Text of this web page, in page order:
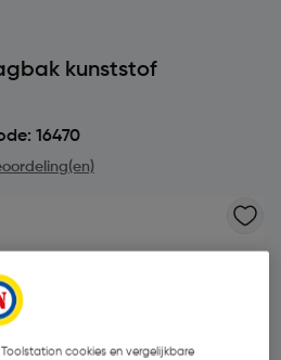
kunststof
16470
cookies en vergelijkbare